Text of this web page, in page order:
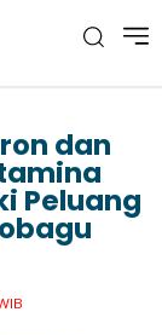
dan
Peluang